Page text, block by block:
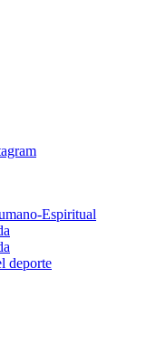
Espiritual
deporte